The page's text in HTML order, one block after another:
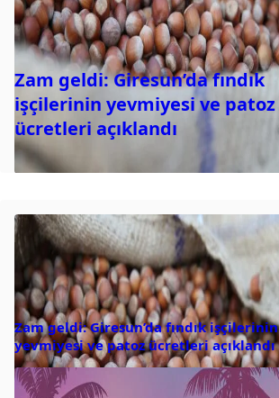
Zam geldi: Giresun’da fındık
işçilerinin yevmiyesi ve patoz
ücretleri açıklandı
Zam geldi: Giresun’da fındık işçilerinin
yevmiyesi ve patoz ücretleri açıklandı